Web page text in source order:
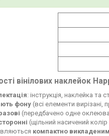
вінілових наклейок
: інструкція, наклейка
фону (всі елементи вирізані,
(передбачено одне
(щільний насичений
компактно